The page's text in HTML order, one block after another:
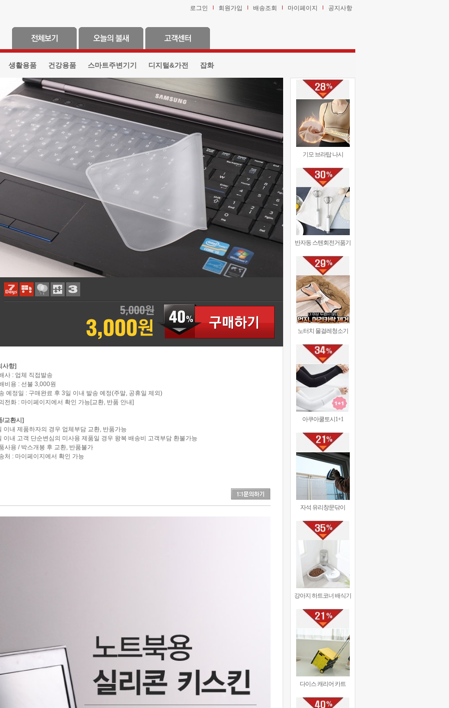
로그인 회원가입 배송조회 마이페이지 공지사항
생활용품 건강용품 스마트주변기기 디지털&가전 잡화
사항]
사 : 업체 직접발송
비용 : 선불 3,000원
예정일 : 구매완료 후 3일 이내 발송 예정(주말, 공휴일 제외)
전화 : 마이페이지에서 확인 가능[교환, 반품 안내]
/교환시]
이내 제품하자의 경우 업체부담 교환, 반품가능
이내 고객 단순변심의 미사용 제품일 경우 왕복 배송비 고객부담 환불가능
사용 / 박스개봉 후 교환, 반품불가
처 : 마이페이지에서 확인 가능
기모 브라탑 나시
반자동 스텐회전거품기
노터치 물걸레청소기
아쿠아쿨토시1+1
자석 유리창문닦이
강아지 하트코너 배식기
다이스 캐리어 카트